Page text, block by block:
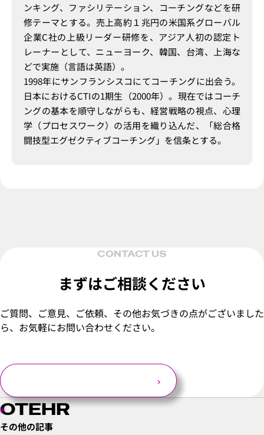
ンキング、ファシリテーション、コーチングなどを研
修テーマとする。売上高約１兆円の米国系グローバル
企業C社の上級リーダー研修を、アジア人初の認定ト
レーナーとして、ニューヨーク、韓国、台湾、上海な
どで実施（言語は英語）。
1998年にサンフランシスコにてコーチングに出会う。
日本におけるCTIの1期生（2000年）。現在ではコーチ
ングの基本を順守しながらも、経営戦略の視点、心理
学（プロセスワーク）の活用を織り込んだ、「総合格
闘技型エグゼクティブコーチング」を信条とする。
CONTACT US
まずはご相談ください
ご質問、ご意見、ご依頼、その他お気づきの点がございました
ら、お気軽にお問い合わせください。
OTEHR
その他の記事